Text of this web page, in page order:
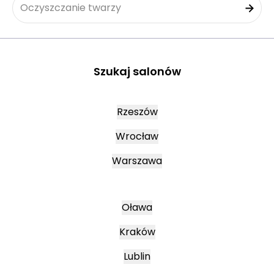
Oczyszczanie twarzy
Szukaj salonów
Rzeszów
Wrocław
Warszawa
Oława
Kraków
Lublin